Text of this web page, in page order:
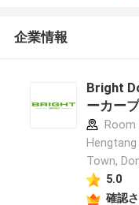
企業情報
Bright
ーカー
Room
Town,
5.0
確認